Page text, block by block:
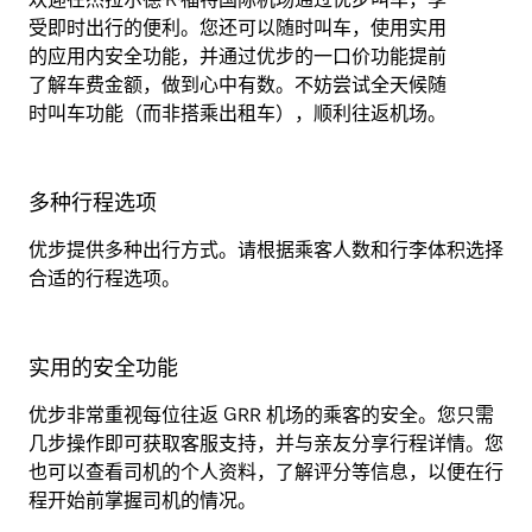
受即时出行的便利。您还可以随时叫车，使用实用
的应用内安全功能，并通过优步的一口价功能提前
了解车费金额，做到心中有数。不妨尝试全天候随
时叫车功能（而非搭乘出租车），顺利往返机场。
多种行程选项
优步提供多种出行方式。请根据乘客人数和行李体积选择
合适的行程选项。
实用的安全功能
优步非常重视每位往返 GRR 机场的乘客的安全。您只需
几步操作即可获取客服支持，并与亲友分享行程详情。您
也可以查看司机的个人资料，了解评分等信息，以便在行
程开始前掌握司机的情况。